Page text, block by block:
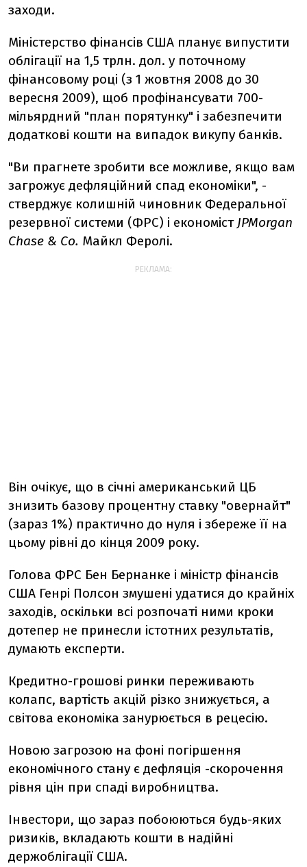
заходи.
Міністерство фінансів США планує випустити
облігації на 1,5 трлн. дол. у поточному
фінансовому році (з 1 жовтня 2008 до 30
вересня 2009), щоб профінансувати 700-
мільярдний "план порятунку" і забезпечити
додаткові кошти на випадок викупу банків.
"Ви прагнете зробити все можливе, якщо вам
загрожує дефляційний спад економіки", -
стверджує колишній чиновник Федеральної
резервної системи (ФРС) і економіст JPMorgan
Chase & Co. Майкл Феролі.
РЕКЛАМА:
Він очікує, що в січні американський ЦБ
знизить базову процентну ставку "овернайт"
(зараз 1%) практично до нуля і збереже її на
цьому рівні до кінця 2009 року.
Голова ФРС Бен Бернанке і міністр фінансів
США Генрі Полсон змушені удатися до крайніх
заходів, оскільки всі розпочаті ними кроки
дотепер не принесли істотних результатів,
думають експерти.
Кредитно-грошові ринки переживають
колапс, вартість акцій різко знижується, а
світова економіка занурюється в рецесію.
Новою загрозою на фоні погіршення
економічного стану є дефляція -скорочення
рівня цін при спаді виробництва.
Інвестори, що зараз побоюються будь-яких
ризиків, вкладають кошти в надійні
держоблігації США.